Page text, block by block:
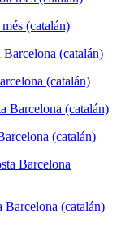
(catalán)
(catalán)
(catalán)
Barcelona (catalán)